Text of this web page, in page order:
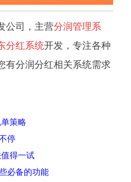
公司，主营分润管理系
分红系统开发，专注各种
有分润分红相关系统需求
策略
停
得一试
必备的功能